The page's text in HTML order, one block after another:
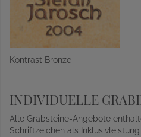
Kontrast Bronze
INDIVIDUELLE
Alle Grabsteine-Angebote
Schriftzeichen als